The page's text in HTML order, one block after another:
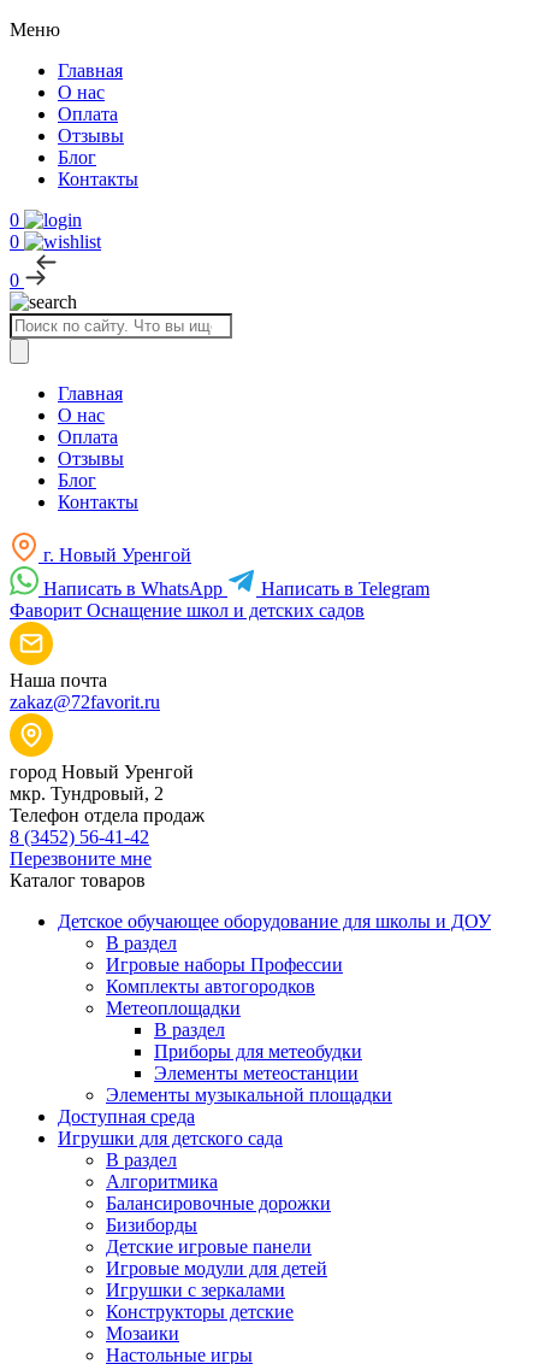
Меню
Главная
О нас
Оплата
Отзывы
Блог
Контакты
0
0
0
Поиск
товаров
Главная
О нас
Оплата
Отзывы
Блог
Контакты
г. Новый Уренгой
Написать в WhatsApp
Написать в Telegram
Фаворит Оснащение школ и детских садов
Наша почта
zakaz@72favorit.ru
город Новый Уренгой
мкр. Тундровый, 2
Телефон отдела продаж
8 (3452) 56-41-42
Перезвоните мне
Каталог товаров
Детское обучающее оборудование для школы и ДОУ
В раздел
Игровые наборы Профессии
Комплекты автогородков
Метеоплощадки
В раздел
Приборы для метеобудки
Элементы метеостанции
Элементы музыкальной площадки
Доступная среда
Игрушки для детского сада
В раздел
Алгоритмика
Балансировочные дорожки
Бизиборды
Детские игровые панели
Игровые модули для детей
Игрушки с зеркалами
Конструкторы детские
Мозаики
Настольные игры